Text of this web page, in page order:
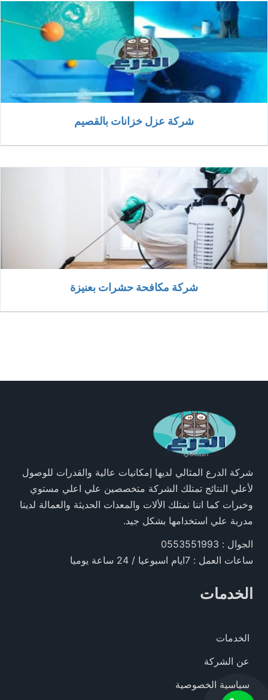
شركة عزل خزانات بالقصيم
شركة مكافحة حشرات بعنيزة
شركة الدرع المثالي لديها إمكانيات عالية والقدرات للوصول
لأعلي النتائج تمتلك الشركة متخصصين علي اعلي مستوي
وخبرات كما اننا نمتلك الألات والمعدات الحديثة والعمالة لدينا
مدربة علي استخدامها بشكل جيد.
الجوال : 0553551993
ساعات العمل : 7ايام اسبوعيا / 24 ساعة يوميا
الخدمات
الخدمات
عن الشركة
سياسية الخصوصية